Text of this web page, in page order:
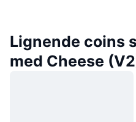
Lignende coins
med Cheese